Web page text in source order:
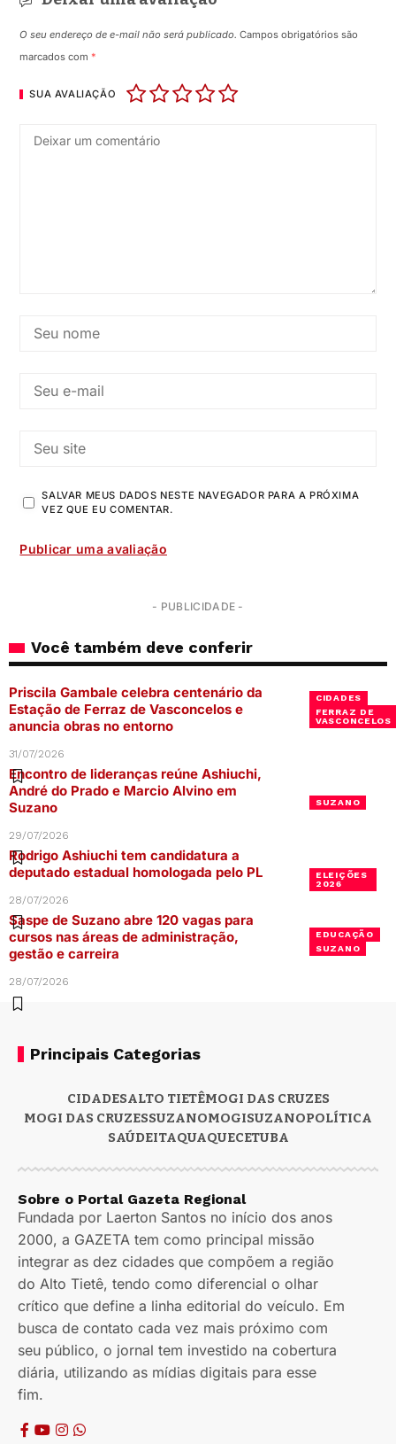
O seu endereço de e-mail não será publicado. Campos obrigatórios são
marcados com*
SUA AVALIAÇÃO
SALVAR MEUS DADOS NESTE NAVEGADOR PARA A PRÓXIMA
VEZ QUE EU COMENTAR.
- PUBLICIDADE -
Você também deve conferir
CIDADES
FERRAZ DE
VASCONCELOS
Priscila Gambale celebra centenário da
Estação de Ferraz de Vasconcelos e
anuncia obras no entorno
31/07/2026
SUZANO
Encontro de lideranças reúne Ashiuchi,
André do Prado e Marcio Alvino em
Suzano
29/07/2026
ELEIÇÕES
2026
Rodrigo Ashiuchi tem candidatura a
deputado estadual homologada pelo PL
28/07/2026
EDUCAÇÃO
SUZANO
Saspe de Suzano abre 120 vagas para
cursos nas áreas de administração,
gestão e carreira
28/07/2026
Principais Categorias
CIDADESALTO TIETÊMOGI DAS CRUZES
MOGI DAS CRUZESSUZANOMOGISUZANOPOLÍTICA
SAÚDEITAQUAQUECETUBA
Sobre o Portal Gazeta Regional
Fundada por Laerton Santos no início dos anos
2000, a GAZETA tem como principal missão
integrar as dez cidades que compõem a região
do Alto Tietê, tendo como diferencial o olhar
crítico que define a linha editorial do veículo. Em
busca de contato cada vez mais próximo com
seu público, o jornal tem investido na cobertura
diária, utilizando as mídias digitais para esse
fim.